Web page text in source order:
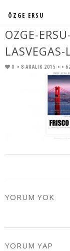
OZGE-
0 • 8 ARALIK 2015 • •
YORUM YOK
YORUM YAP
ÖZGE ERSU